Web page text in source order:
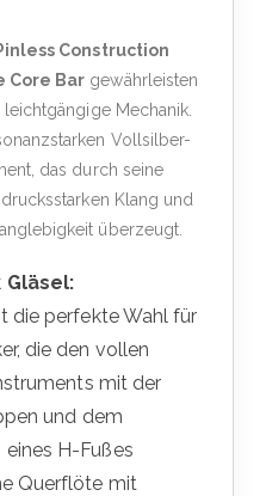
Construction
Core Bar gewährleisten
Mechanik.
Vollsilber-
das durch seine
Klang und
überzeugt.
Gläsel:
die perfekte Wahl für
die den vollen
mit der
und dem
H-Fußes
Querflöte mit